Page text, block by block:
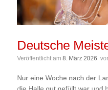
Deutsche
Veröffentlicht am 8. März 2026
Nur eine Woche nach der